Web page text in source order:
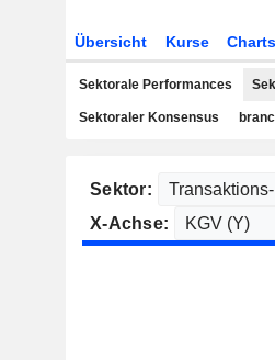
Übersicht Kurse Charts
Sektorale Performances
Sektoraler Konsensus
Sektor:
X-Achse: